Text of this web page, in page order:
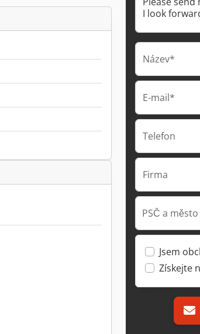
Název*
E-mail*
Telefon
Firma
PSČ a město
Jsem
Získejte